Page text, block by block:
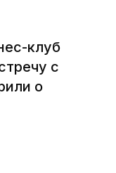
клуб
с
о